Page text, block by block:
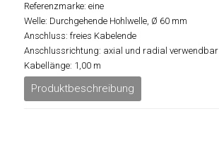
Referenzmarke: eine
Welle: Durchgehende Hohlwelle, Ø 60 mm
Anschluss: freies Kabelende
Anschlussrichtung: axial und radial verwendbar
Kabellänge: 1,00 m
Produktbeschreibung